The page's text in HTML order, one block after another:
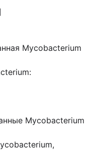
Mycobacterium
Mycobacterium